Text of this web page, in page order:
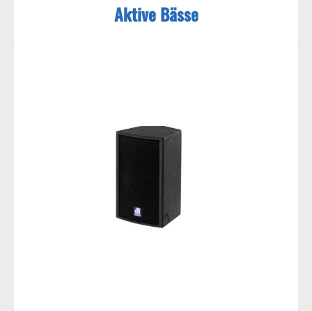
Aktive Bässe